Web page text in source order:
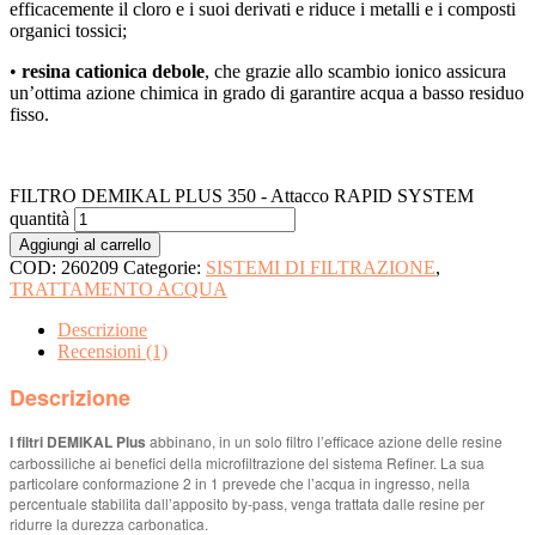
efficacemente il cloro e i suoi derivati e riduce i metalli e i composti
organici tossici;
• resina cationica debole, che grazie allo scambio ionico assicura
un’ottima azione chimica in grado di garantire acqua a basso residuo
fisso.
FILTRO DEMIKAL PLUS 350 - Attacco RAPID SYSTEM
quantità
Aggiungi al carrello
COD: 260209 Categorie: SISTEMI DI FILTRAZIONE,
TRATTAMENTO ACQUA
Descrizione
Recensioni (1)
Descrizione
I filtri DEMIKAL Plus abbinano, in un solo filtro l’efficace azione delle resine
carbossiliche ai benefici della microfiltrazione del sistema Refiner. La sua
particolare conformazione 2 in 1 prevede che l’acqua in ingresso, nella
percentuale stabilita dall’apposito by-pass, venga trattata dalle resine per
ridurre la durezza carbonatica.